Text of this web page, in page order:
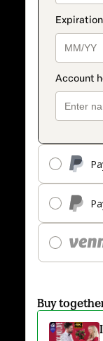
Buy